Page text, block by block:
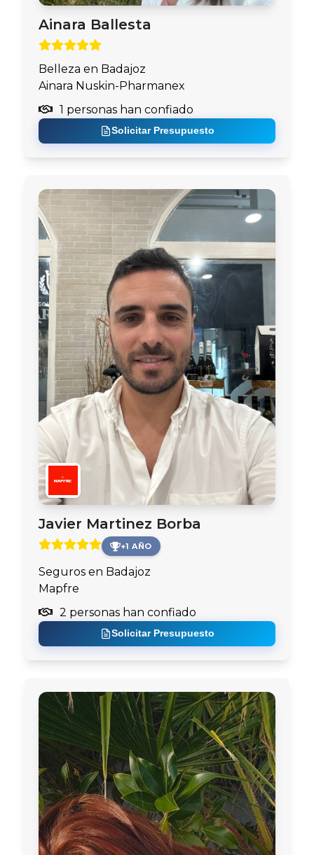
Ainara Ballesta
Belleza en Badajoz
Ainara Nuskin-Pharmanex
1 personas han confiado
Solicitar Presupuesto
Javier Martinez Borba
+1 AÑO
Seguros en Badajoz
Mapfre
2 personas han confiado
Solicitar Presupuesto